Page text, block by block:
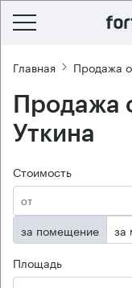
Главная Продажа
Продажа
Уткина
Стоимость
за помещение
за
Площадь